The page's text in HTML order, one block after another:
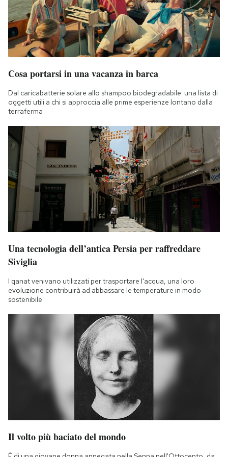
Cosa portarsi in una vacanza in barca
Dal caricabatterie solare allo shampoo biodegradabile: una lista di
oggetti utili a chi si approccia alle prime esperienze lontano dalla
terraferma
Una tecnologia dell’antica Persia per raffreddare
Siviglia
I qanat venivano utilizzati per trasportare l'acqua, una loro
evoluzione contribuirà ad abbassare le temperature in modo
sostenibile
Il volto più baciato del mondo